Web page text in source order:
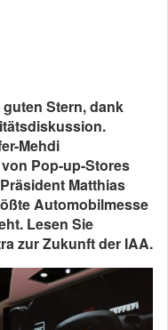
Stern, dank
Mehdi
Pop-up-Stores
Matthias
Automobilmesse
Lesen Sie
zur Zukunft der IAA.